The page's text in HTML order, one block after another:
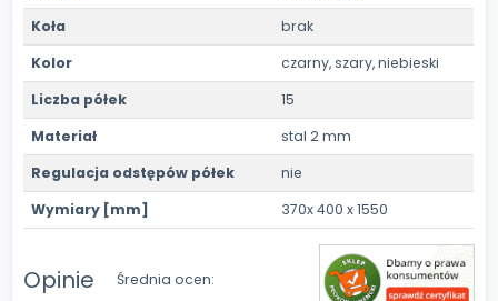
Koła
brak
Kolor
czarny, szary, niebieski
Liczba półek
15
Materiał
stal 2 mm
Regulacja odstępów półek
nie
Wymiary [mm]
370x 400 x 1550
Opinie Średnia ocen: